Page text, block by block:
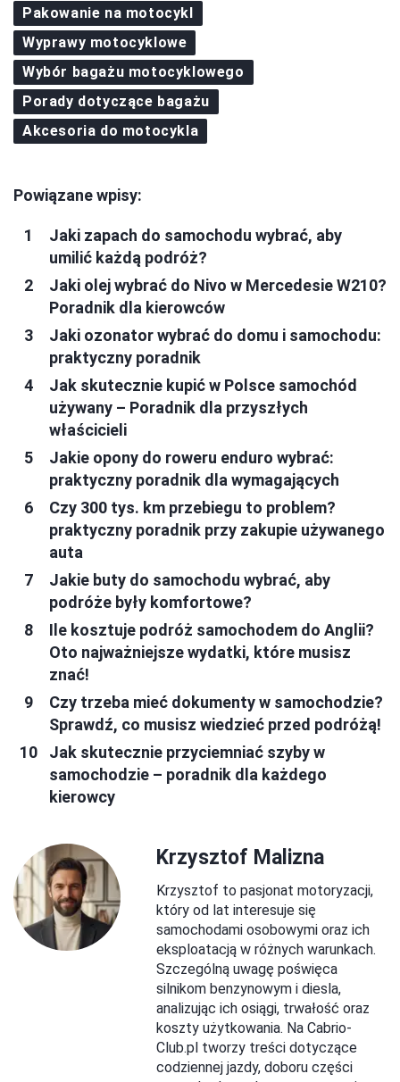
Pakowanie na motocykl
Wyprawy motocyklowe
Wybór bagażu motocyklowego
Porady dotyczące bagażu
Akcesoria do motocykla
Powiązane wpisy:
Jaki zapach do samochodu wybrać, aby
umilić każdą podróż?
Jaki olej wybrać do Nivo w Mercedesie W210?
Poradnik dla kierowców
Jaki ozonator wybrać do domu i samochodu:
praktyczny poradnik
Jak skutecznie kupić w Polsce samochód
używany – Poradnik dla przyszłych
właścicieli
Jakie opony do roweru enduro wybrać:
praktyczny poradnik dla wymagających
Czy 300 tys. km przebiegu to problem?
praktyczny poradnik przy zakupie używanego
auta
Jakie buty do samochodu wybrać, aby
podróże były komfortowe?
Ile kosztuje podróż samochodem do Anglii?
Oto najważniejsze wydatki, które musisz
znać!
Czy trzeba mieć dokumenty w samochodzie?
Sprawdź, co musisz wiedzieć przed podróżą!
Jak skutecznie przyciemniać szyby w
samochodzie – poradnik dla każdego
kierowcy
Krzysztof Malizna
Krzysztof to pasjonat motoryzacji,
który od lat interesuje się
samochodami osobowymi oraz ich
eksploatacją w różnych warunkach.
Szczególną uwagę poświęca
silnikom benzynowym i diesla,
analizując ich osiągi, trwałość oraz
koszty użytkowania. Na Cabrio-
Club.pl tworzy treści dotyczące
codziennej jazdy, doboru części